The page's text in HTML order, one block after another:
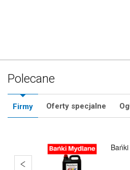
Polecane
Firmy Oferty specjalne